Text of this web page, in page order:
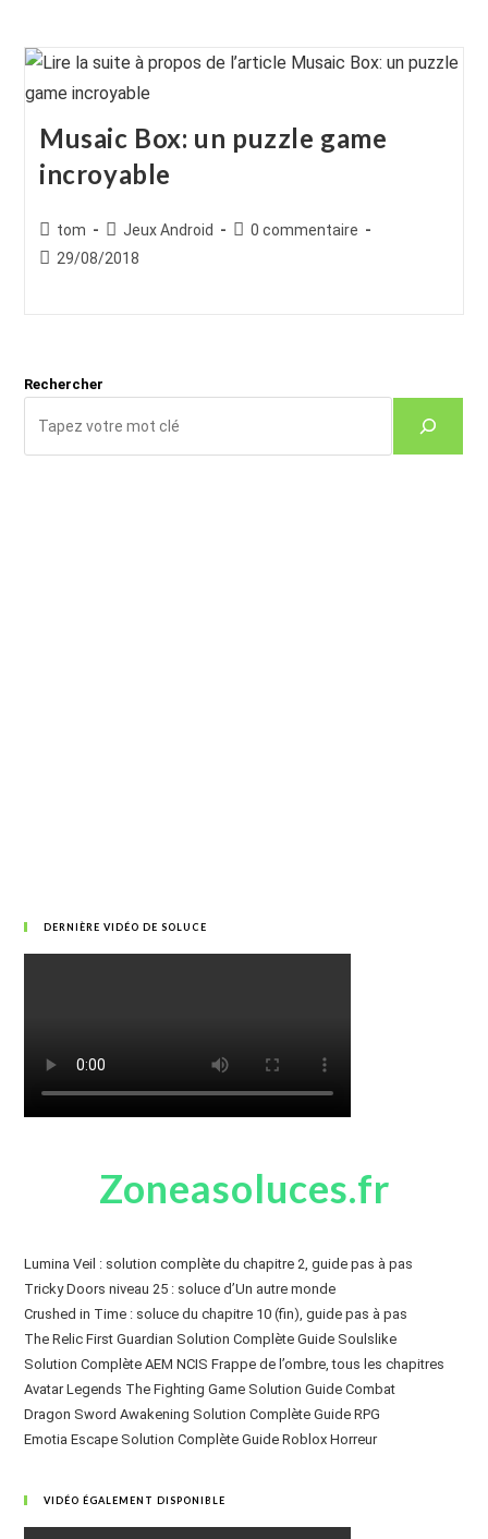
Musaic Box: un puzzle game
incroyable
Auteur/autrice
de
tom
Post
category:
Jeux Android
Commentaires
0 commentaire
Publication
29/08/2018
Rechercher
DERNIÈRE VIDÉO DE SOLUCE
Zoneasoluces.fr
Lumina Veil : solution complète du chapitre 2, guide pas à pas
Tricky Doors niveau 25 : soluce d’Un autre monde
Crushed in Time : soluce du chapitre 10 (fin), guide pas à pas
The Relic First Guardian Solution Complète Guide Soulslike
Solution Complète AEM NCIS Frappe de l’ombre, tous les chapitres
Avatar Legends The Fighting Game Solution Guide Combat
Dragon Sword Awakening Solution Complète Guide RPG
Emotia Escape Solution Complète Guide Roblox Horreur
VIDÉO ÉGALEMENT DISPONIBLE